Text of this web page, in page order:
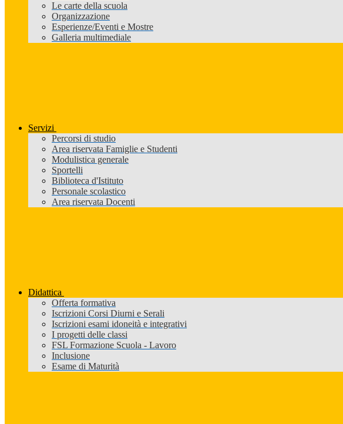
Le carte della scuola
Organizzazione
Esperienze/Eventi e Mostre
Galleria multimediale
Servizi
Percorsi di studio
Area riservata Famiglie e Studenti
Modulistica generale
Sportelli
Biblioteca d'Istituto
Personale scolastico
Area riservata Docenti
Didattica
Offerta formativa
Iscrizioni Corsi Diurni e Serali
Iscrizioni esami idoneità e integrativi
I progetti delle classi
FSL Formazione Scuola - Lavoro
Inclusione
Esame di Maturità